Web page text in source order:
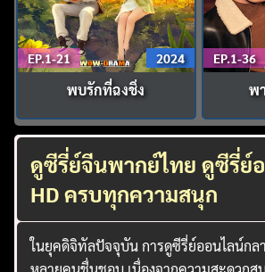
EP.1-21 2024
พบรักที่ฉงชิ่ง
EP.1-36
พ
ดูซีรี่ย์จีนพากย์ไทย ดูซีรี่ย์
HD ครบทุกความสนุก
ในยุคดิจิทัลปัจจุบัน การดูซีรี่ย์ออนไลน์กล